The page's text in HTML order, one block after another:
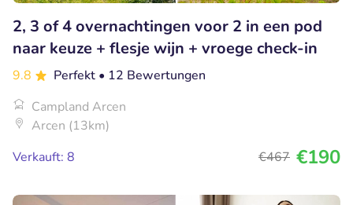
2, 3 of 4 overnachtingen voor 2 in een pod
naar keuze + flesje wijn + vroege check-in
9.8 Perfekt • 12 Bewertungen
Campland Arcen
Arcen (13km)
Verkauft: 8
€467 €190